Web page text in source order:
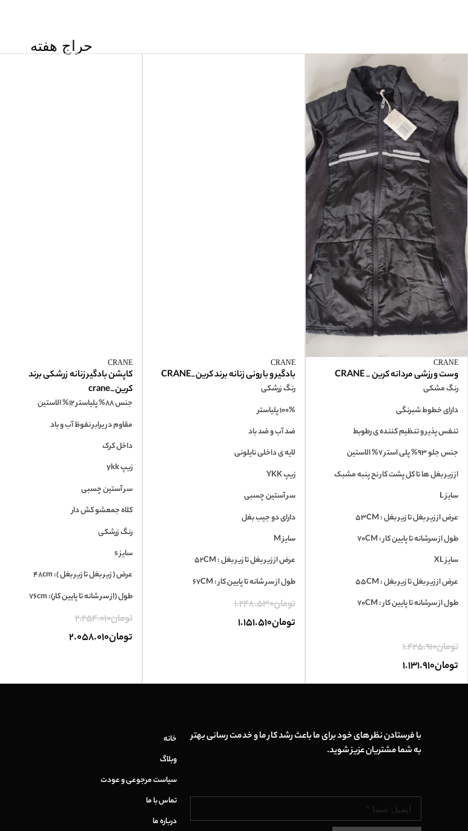
حراج هفته
CRANE
وست ورزشی مردانه کرین _ CRANE
رنگ مشکی
دارای خطوط شبرنگی
تنفس پذیر و تنظیم کننده ی رطوبط
جنس جلو 93% پلی استر 7% الاستین
از زیر بغل ها تا کل پشت کار نح پنبه مشبک
سایز L
عرض از زیر بغل تا زیر بغل : 53CM
طول از سرشانه تا پایین کار : 70CM
سایز XL
عرض از زیر بغل تا زیر بغل : 55CM
طول از سرشانه تا پایین کار : 70CM
تومان1.425.910
تومان1.131.910
CRANE
بادگیر و بارونی زنانه برند کرین_CRANE
رنگ زرشکی
100% پلیاستر
ضد آب و ضد باد
لایه ی داخلی نایلونی
زیپ YKK
سر آستین چسبی
دارای دو جیب بغل
سایز M
عرض از زیر بغل تا زیر بغل : 52CM
طول از سر شانه تا پایین کار : 67CM
تومان1.248.530
تومان1.151.510
CRANE
کاپشن بادگیر زنانه زرشکی برند
کرین_crane
جنس 88% پلیاستر 12% الاستین
مقاوم در یرابر نفوظ آب و باد
داخل کرک
زیپ ykk
سر آستین چسبی
کلاه جمعشو کش دار
رنگ زرشکی
سایز s
عرض ( زیر بغل تا زیر بغل ): 48cm
طول (از سر شانه تا پایین کار): 76cm
تومان2.254.010
تومان2.058.010
با فرستادن نظر های خود برای ما باعث رشد کار ما و خدمت رسانی بهتر
به شما مشتریان عزیز شوید.
خانه
وبلاگ
سیاست مرجوعی و عودت
تماس با ما
درباره ما